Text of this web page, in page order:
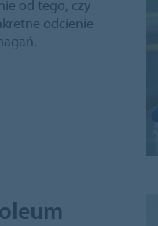
od tego, czy
odcienie